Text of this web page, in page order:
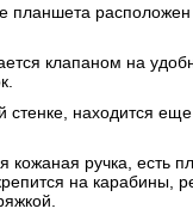
планшета
клапаном на
стенке, находится еще
кожаная ручка, есть
на карабины,